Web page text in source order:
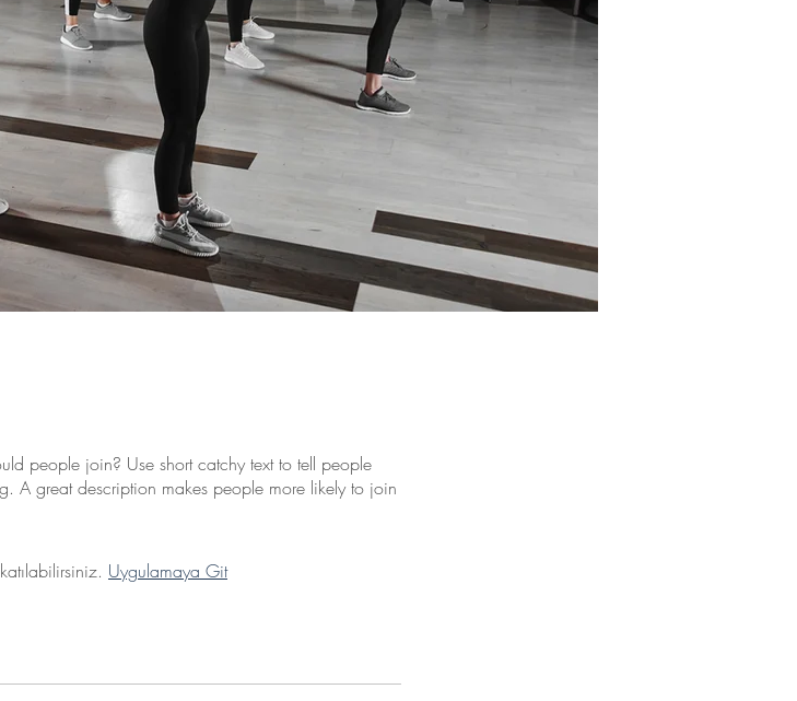
people join? Use short catchy text to tell people
A great description makes people more likely to join
Uygulamaya Git